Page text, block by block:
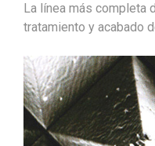
La línea más completa
tratamiento y acabado